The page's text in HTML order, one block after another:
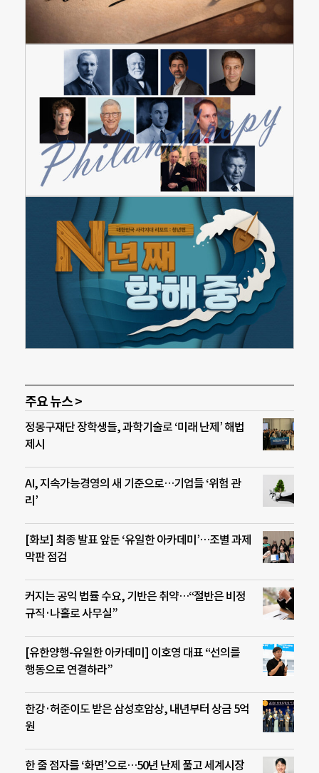
주요 뉴스 >
정몽구재단 장학생들, 과학기술로 ‘미래 난제’ 해법
제시
AI, 지속가능경영의 새 기준으로…기업들 ‘위험 관
리’
[화보] 최종 발표 앞둔 ‘유일한 아카데미’…조별 과제
막판 점검
커지는 공익 법률 수요, 기반은 취약…“절반은 비정
규직·나홀로 사무실”
[유한양행-유일한 아카데미] 이호영 대표 “선의를
행동으로 연결하라”
한강·허준이도 받은 삼성호암상, 내년부터 상금 5억
원
한 줄 점자를 ‘화면’으로…50년 난제 풀고 세계시장